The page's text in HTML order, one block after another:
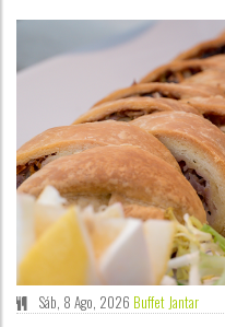
Sáb, 8 Ago, 2026 Buffet Jantar